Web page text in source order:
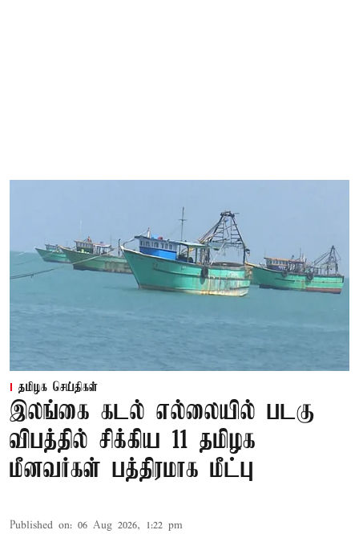
தமிழக செய்திகள்
இலங்கை கடல் எல்லையில் படகு
விபத்தில் சிக்கிய 11 தமிழக
மீனவர்கள் பத்திரமாக மீட்பு
Published on: 06 Aug 2026, 1:22 pm